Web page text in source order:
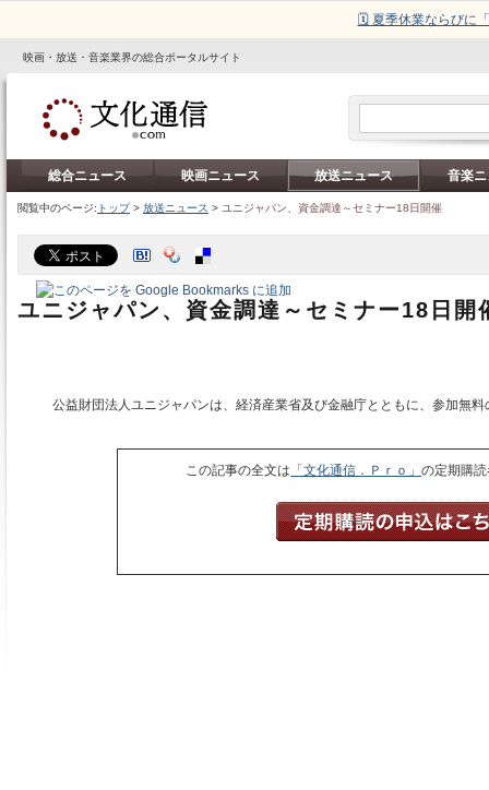
🗓️ 夏季休業ならびに
映画・放送・音楽業界の総合ポータルサイト
総合ニュース 映画ニュース 放送ニュース 音楽
閲覧中のページ: トップ> 放送ニュース > ユニジャパン、資金調達～セミナー18日開催
ユニジャパン、資金調達～セミナー18日開
公益財団法人ユニジャパンは、経済産業省及び金融庁とともに、参加無
この記事の全文は 「文化通信．Ｐｒｏ」の定期購